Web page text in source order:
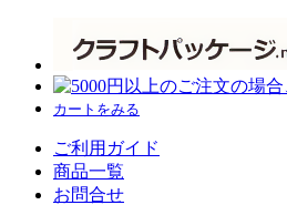
カートをみる
ご利用ガイド
商品一覧
お問合せ